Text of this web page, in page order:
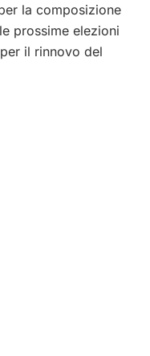
la composizione
prossime elezioni
il rinnovo del